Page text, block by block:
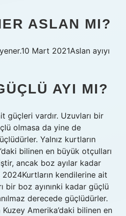
ASLAN MI?
Mart 2021Aslan ayıyı
AYI MI?
güçleri vardır. Uzuvları bir
olmasa da yine de
Yalnız kurtların
bilinen en büyük otçulları
ancak boz ayılar kadar
kendilerine ait
bir boz ayınınki kadar güçlü
derecede güçlüdürler.
Kuzey Amerika’daki bilinen en